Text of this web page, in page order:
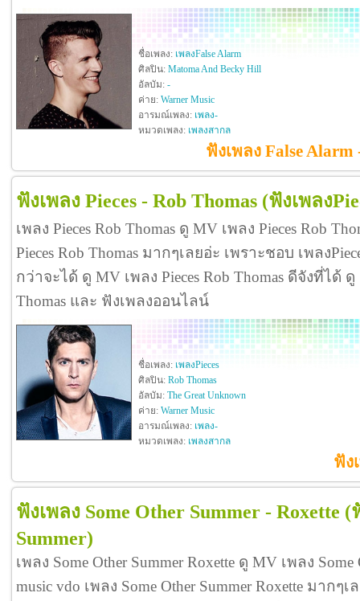
ชื่อเพลง: เพลงFalse Alarm
ศิลปิน: Matoma And Becky Hill
อัลบัม: -
ค่าย: Warner Music
อารมณ์เพลง: เพลง-
หมวดเพลง: เพลงสากล
ฟังเพลง False
ฟังเพลง Pieces - Rob Thomas (ฟังเพลง
เพลง Pieces Rob Thomas ดู MV เพลง Pieces Rob
Pieces Rob Thomas มากๆเลยอ่ะ เพราะชอบ เพลง
กว่าจะได้ ดู MV เพลง Pieces Rob Thomas ดีจังที่ได้
Thomas และ ฟังเพลงออนไลน์
ชื่อเพลง: เพลงPieces
ศิลปิน: Rob Thomas
อัลบัม: The Great Unknown
ค่าย: Warner Music
อารมณ์เพลง: เพลง-
หมวดเพลง: เพลงสากล
ฟัง
ฟังเพลง Some Other Summer - Roxette (
Summer)
เพลง Some Other Summer Roxette ดู MV เพลง
music vdo เพลง Some Other Summer Roxette มากๆ